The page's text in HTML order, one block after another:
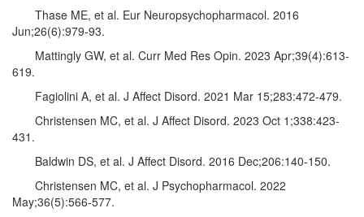
Thase ME, et al. Eur Neuropsychopharmacol. 2016
Jun;26(6):979-93.
Mattingly GW, et al. Curr Med Res Opin. 2023 Apr;39(4):613-
619.
Fagiolini A, et al. J Affect Disord. 2021 Mar 15;283:472-479.
Christensen MC, et al. J Affect Disord. 2023 Oct 1;338:423-
431.
Baldwin DS, et al. J Affect Disord. 2016 Dec;206:140-150.
Christensen MC, et al. J Psychopharmacol. 2022
May;36(5):566-577.